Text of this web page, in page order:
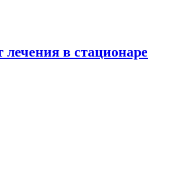
лечения в стационаре